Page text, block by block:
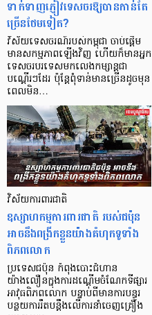
ទាក់ទាញភ្ញៀវទេសចរឱ្យបានកាន់តែ
ច្រើនថែមទៀត?
វិស័យទេសចរណ៍របស់កម្ពុជា ចាប់ផ្ដើម
មានសកម្មភាពឡើងវិញ ហើយក៏មានអ្នក
ទេសចរបរទេសមកលេងកម្សាន្តជា
បណ្ដើរៗដែរ ប៉ុន្តែពុំទាន់មានច្រើនដូចមុន
ពេលមិន…
វិស័យការពារជាតិ
ឧស្សាហកម្មការពារជាតិ របស់ជប៉ុន
អាចនឹងពង្រីកខ្លួនយ៉ាងគំហុកទូទាំង
ពិភពលោក
ប្រទេសជប៉ុន កំពុងបោះជំហាន
យ៉ាងលឿនក្នុងការដណ្តើមចំណែកទីផ្សារ
អាវុធពិភពលោក បន្ទាប់ពីមានការបន្ធូរ
បន្ថយការរឹតបន្តឹងលើការនាំចេញគ្រឿង